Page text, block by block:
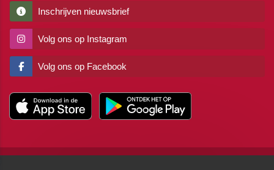
Inschrijven nieuwsbrief
Volg ons op Instagram
Volg ons op Facebook